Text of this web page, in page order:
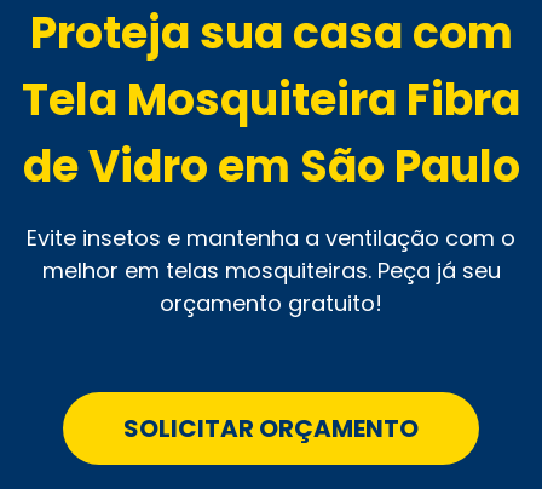
Proteja sua casa com
Tela Mosquiteira Fibra
de Vidro em São Paulo
Evite insetos e mantenha a ventilação com o
melhor em telas mosquiteiras. Peça já seu
orçamento gratuito!
SOLICITAR ORÇAMENTO